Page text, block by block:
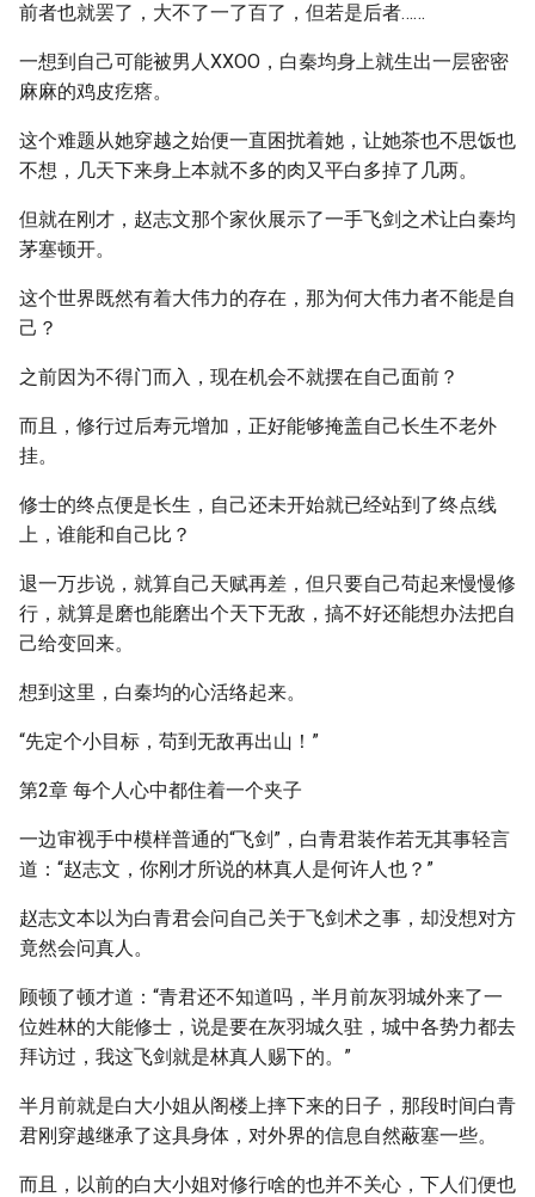
前者也就罢了，大不了一了百了，但若是后者……
一想到自己可能被男人XXOO，白秦均身上就生出一层密密
麻麻的鸡皮疙瘩。
这个难题从她穿越之始便一直困扰着她，让她茶也不思饭也
不想，几天下来身上本就不多的肉又平白多掉了几两。
但就在刚才，赵志文那个家伙展示了一手飞剑之术让白秦均
茅塞顿开。
这个世界既然有着大伟力的存在，那为何大伟力者不能是自
己？
之前因为不得门而入，现在机会不就摆在自己面前？
而且，修行过后寿元增加，正好能够掩盖自己长生不老外
挂。
修士的终点便是长生，自己还未开始就已经站到了终点线
上，谁能和自己比？
退一万步说，就算自己天赋再差，但只要自己苟起来慢慢修
行，就算是磨也能磨出个天下无敌，搞不好还能想办法把自
己给变回来。
想到这里，白秦均的心活络起来。
“先定个小目标，苟到无敌再出山！”
第2章 每个人心中都住着一个夹子
一边审视手中模样普通的“飞剑”，白青君装作若无其事轻言
道：“赵志文，你刚才所说的林真人是何许人也？”
赵志文本以为白青君会问自己关于飞剑术之事，却没想对方
竟然会问真人。
顾顿了顿才道：“青君还不知道吗，半月前灰羽城外来了一
位姓林的大能修士，说是要在灰羽城久驻，城中各势力都去
拜访过，我这飞剑就是林真人赐下的。”
半月前就是白大小姐从阁楼上摔下来的日子，那段时间白青
君刚穿越继承了这具身体，对外界的信息自然蔽塞一些。
而且，以前的白大小姐对修行啥的也并不关心，下人们便也